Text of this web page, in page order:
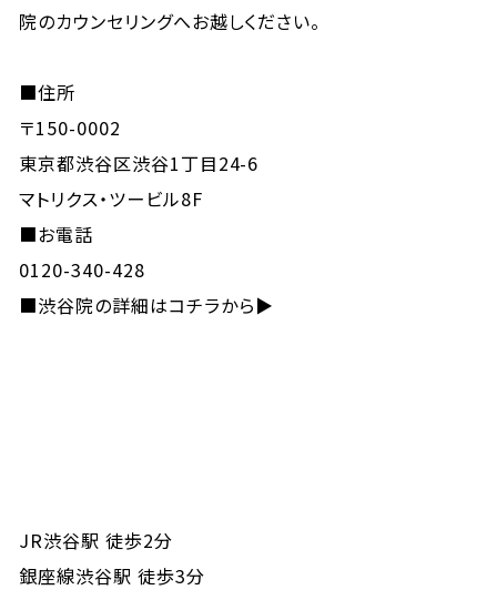
院のカウンセリングへお越しください。
■住所
〒150-0002
東京都渋谷区渋谷1丁目24-6
マトリクス・ツービル8F
■お電話
0120-340-428
■渋谷院の詳細はコチラから▶
JR渋谷駅 徒歩2分
銀座線渋谷駅 徒歩3分